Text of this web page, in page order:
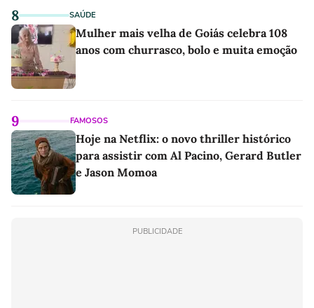
8 SAÚDE
Mulher mais velha de Goiás celebra 108
anos com churrasco, bolo e muita emoção
9 FAMOSOS
Hoje na Netflix: o novo thriller histórico
para assistir com Al Pacino, Gerard Butler
e Jason Momoa
PUBLICIDADE